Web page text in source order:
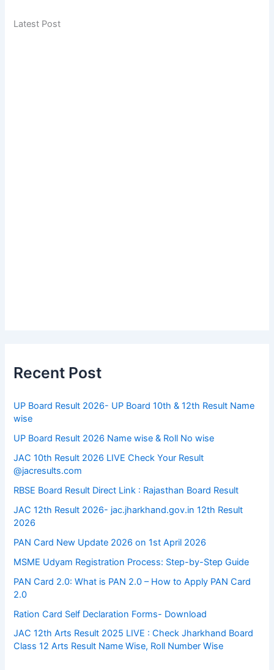
Latest Post
Recent Post
UP Board Result 2026- UP Board 10th & 12th Result Name
wise
UP Board Result 2026 Name wise & Roll No wise
JAC 10th Result 2026 LIVE Check Your Result
@jacresults.com
RBSE Board Result Direct Link : ​Rajasthan Board Result
JAC 12th Result 2026- jac.jharkhand.gov.in 12th Result
2026
PAN Card New Update 2026 on 1st April 2026
MSME Udyam Registration Process: Step-by-Step Guide
PAN Card 2.0: What is PAN 2.0 – How to Apply PAN Card
2.0
Ration Card Self Declaration Forms- Download
JAC 12th Arts Result 2025 LIVE : Check Jharkhand Board
Class 12 Arts Result Name Wise, Roll Number Wise